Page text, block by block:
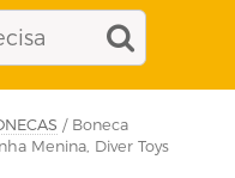
/ Boneca
Menina, Diver Toys